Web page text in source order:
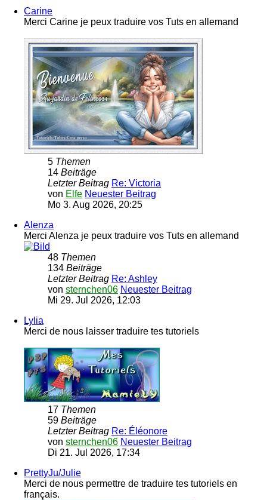
Carine
Merci Carine je peux traduire vos Tuts en allemand
5 Themen
14 Beiträge
Letzter Beitrag Re: Victoria
von Elfe Neuester Beitrag
Mo 3. Aug 2026, 20:25
Alenza
Merci Alenza je peux traduire vos Tuts en allemand
48 Themen
134 Beiträge
Letzter Beitrag Re: Ashley
von sternchen06 Neuester Beitrag
Mi 29. Jul 2026, 12:03
Lylia
Merci de nous laisser traduire tes tutoriels
17 Themen
59 Beiträge
Letzter Beitrag Re: Éléonore
von sternchen06 Neuester Beitrag
Di 21. Jul 2026, 17:34
PrettyJu/Julie
Merci de nous permettre de traduire tes tutoriels en
français.